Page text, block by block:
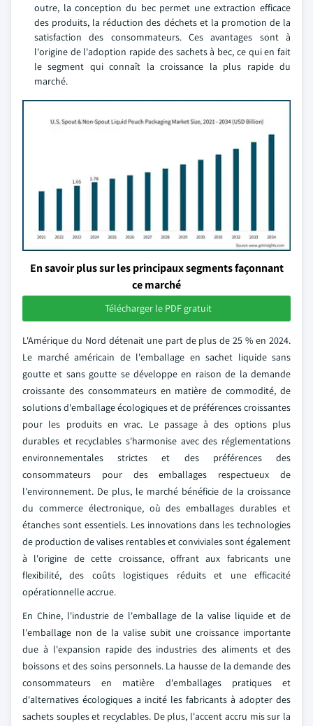
outre, la conception du bec permet une extraction efficace
des produits, la réduction des déchets et la promotion de la
satisfaction des consommateurs. Ces avantages sont à
l'origine de l'adoption rapide des sachets à bec, ce qui en fait
le segment qui connaît la croissance la plus rapide du
marché.
En savoir plus sur les principaux segments façonnant
ce marché
Télécharger le PDF gratuit
L'Amérique du Nord détenait une part de plus de 25 % en 2024.
Le marché américain de l'emballage en sachet liquide sans
goutte et sans goutte se développe en raison de la demande
croissante des consommateurs en matière de commodité, de
solutions d'emballage écologiques et de préférences croissantes
pour les produits en vrac. Le passage à des options plus
durables et recyclables s'harmonise avec des réglementations
environnementales strictes et des préférences des
consommateurs pour des emballages respectueux de
l'environnement. De plus, le marché bénéficie de la croissance
du commerce électronique, où des emballages durables et
étanches sont essentiels. Les innovations dans les technologies
de production de valises rentables et conviviales sont également
à l'origine de cette croissance, offrant aux fabricants une
flexibilité, des coûts logistiques réduits et une efficacité
opérationnelle accrue.
En Chine, l'industrie de l'emballage de la valise liquide et de
l'emballage non de la valise subit une croissance importante
due à l'expansion rapide des industries des aliments et des
boissons et des soins personnels. La hausse de la demande des
consommateurs en matière d'emballages pratiques et
d'alternatives écologiques a incité les fabricants à adopter des
sachets souples et recyclables. De plus, l'accent accru mis sur la